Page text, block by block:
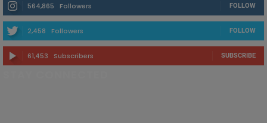
564,865 Followers FOLLOW
2,458 Followers FOLLOW
61,453 Subscribers SUBSCRIBE